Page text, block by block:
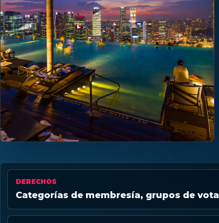
DERECHOS
Categorías de membresía, grupos de